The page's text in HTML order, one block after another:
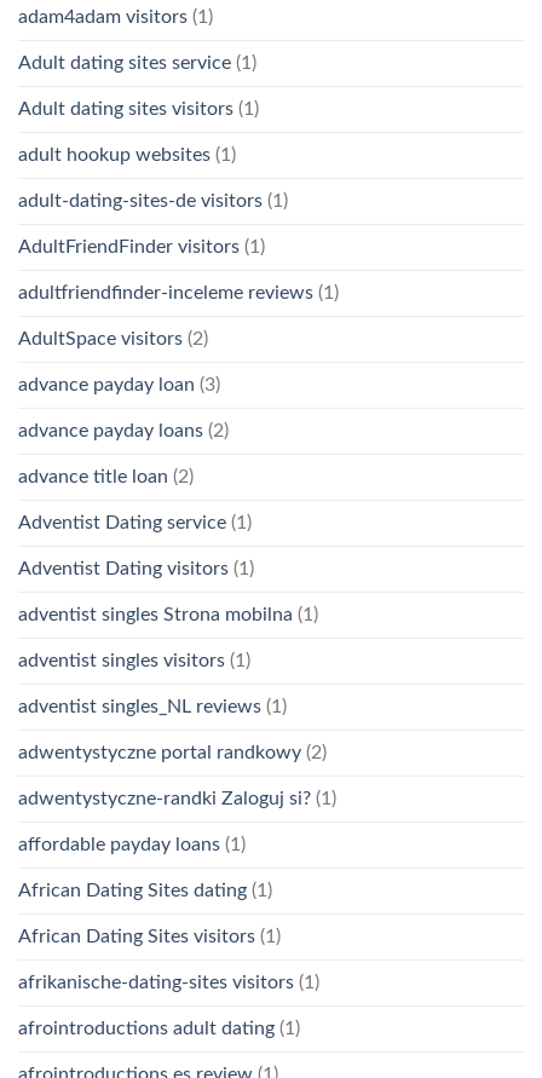
adam4adam visitors (1)
Adult dating sites service (1)
Adult dating sites visitors (1)
adult hookup websites (1)
adult-dating-sites-de visitors (1)
AdultFriendFinder visitors (1)
adultfriendfinder-inceleme reviews (1)
AdultSpace visitors (2)
advance payday loan (3)
advance payday loans (2)
advance title loan (2)
Adventist Dating service (1)
Adventist Dating visitors (1)
adventist singles Strona mobilna (1)
adventist singles visitors (1)
adventist singles_NL reviews (1)
adwentystyczne portal randkowy (2)
adwentystyczne-randki Zaloguj si? (1)
affordable payday loans (1)
African Dating Sites dating (1)
African Dating Sites visitors (1)
afrikanische-dating-sites visitors (1)
afrointroductions adult dating (1)